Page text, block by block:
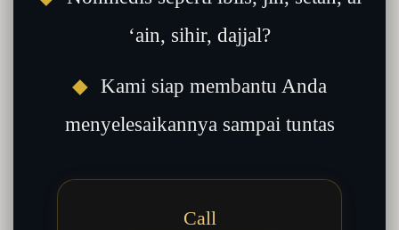
‘ain, sihir, dajjal?
◆ Kami siap membantu Anda
menyelesaikannya sampai tuntas
Call